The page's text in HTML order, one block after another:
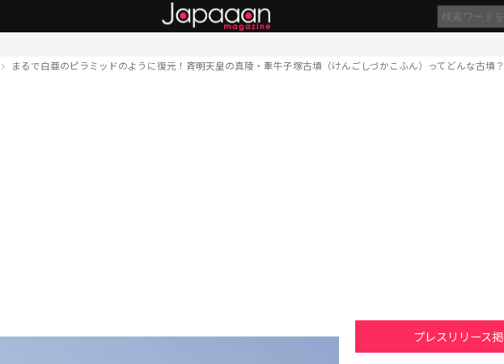
まるで白亜のピラミッドのように復元！斉明天皇の真陵・牽牛子塚古墳（けんごしづかこふん）ってどんな古墳？
プレスリリース